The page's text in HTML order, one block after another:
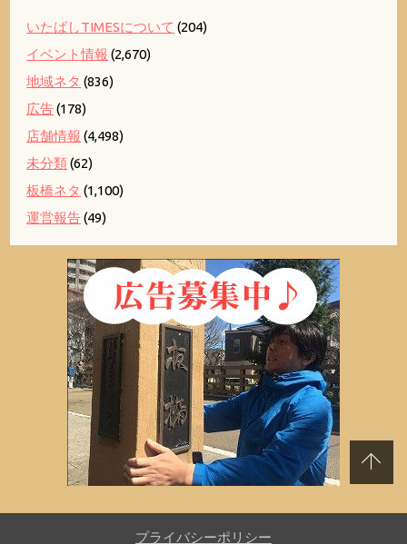
いたばしTIMESについて (204)
イベント情報 (2,670)
地域ネタ (836)
広告(178)
店舗情報 (4,498)
未分類(62)
板橋ネタ (1,100)
運営報告(49)
プライバシーポリシー